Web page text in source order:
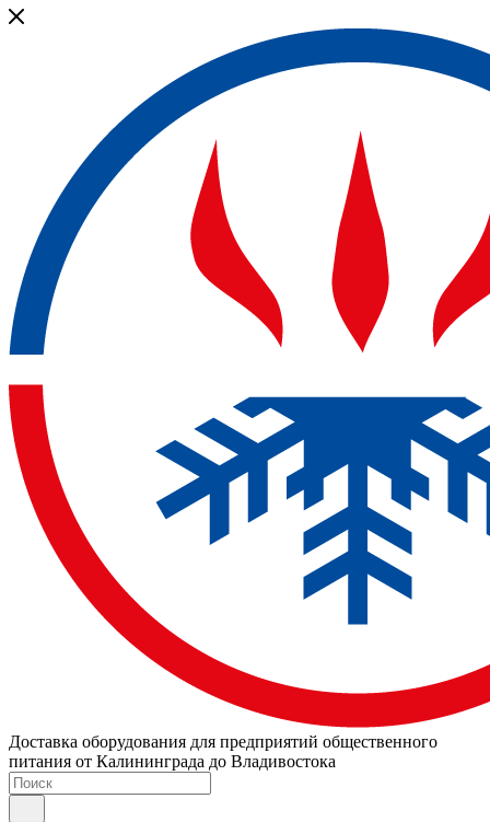
Доставка оборудования для предприятий общественного
питания от Калининграда до Владивостока